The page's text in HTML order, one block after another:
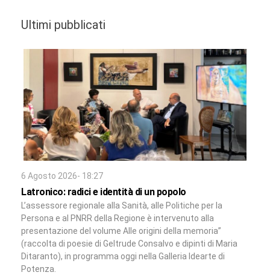
Ultimi pubblicati
6 Agosto 2026- 18:27
Latronico: radici e identità di un popolo
L’assessore regionale alla Sanità, alle Politiche per la
Persona e al PNRR della Regione è intervenuto alla
presentazione del volume Alle origini della memoria”
(raccolta di poesie di Geltrude Consalvo e dipinti di Maria
Ditaranto), in programma oggi nella Galleria Idearte di
Potenza.